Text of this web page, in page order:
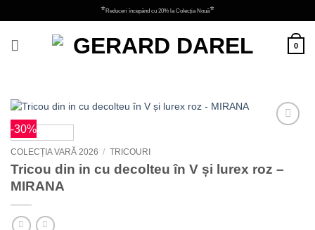
to
⭐Reduceri începând cu 20% la Colecția Nouă⭐
0
-30%
COLECȚIA VARĂ 2026 / TRICOURI
Tricou din in cu decolteu în V și lurex roz –
MIRANA